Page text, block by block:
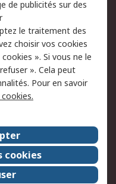
anti-
RSE
Particuliers
de publicités sur des
le traitement des
choisir vos cookies
». Si vous ne le
». Cela peut
Pour en savoir
cookies